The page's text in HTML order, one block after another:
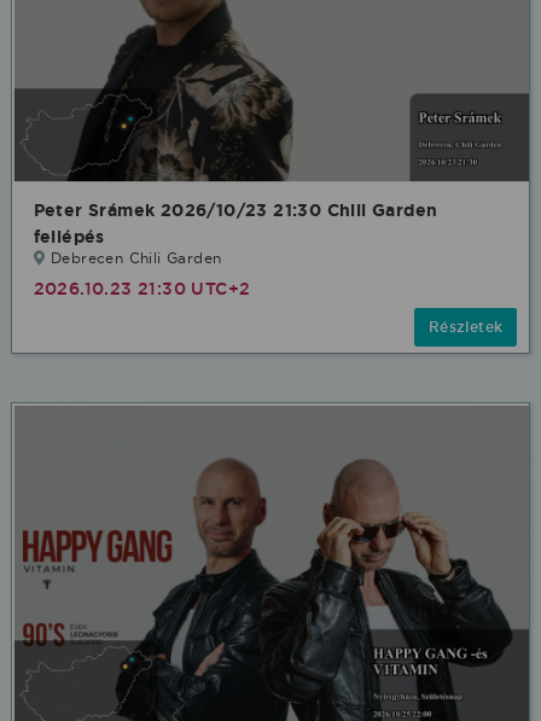
Peter Srámek 2026/10/23 21:30 Chili Garden
fellépés
Debrecen Chili Garden
2026.10.23 21:30 UTC+2
Részletek